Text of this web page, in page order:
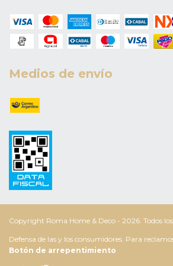
Medios de envío
Copyright Roma Home & Deco - 2026. Todos los
Defensa de las y los consumidores. Para
Botón de arrepentimiento